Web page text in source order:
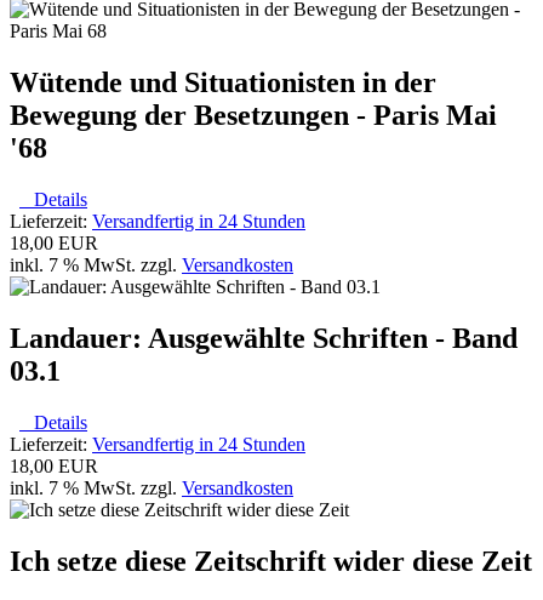
Wütende und Situationisten in der
Bewegung der Besetzungen - Paris Mai
'68
Details
Lieferzeit: Versandfertig in 24 Stunden
18,00 EUR
inkl. 7 % MwSt. zzgl. Versandkosten
Landauer: Ausgewählte Schriften - Band
03.1
Details
Lieferzeit: Versandfertig in 24 Stunden
18,00 EUR
inkl. 7 % MwSt. zzgl. Versandkosten
Ich setze diese Zeitschrift wider diese Zeit